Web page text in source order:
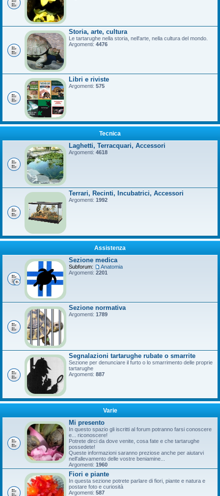
Storia, arte, cultura
Le tartarughe nella storia, nell'arte, nella cultura del mondo.
Argomenti: 4476
Libri e riviste
Argomenti: 575
Tecnica
Laghetti, Terracquari, Accessori
Argomenti: 4618
Terrari, Recinti, Incubatrici, Accessori
Argomenti: 1992
Assistenza
Sezione medica
Subforum:
Anatomia
Argomenti: 2201
Sezione normativa
Argomenti: 1789
Segnalazioni tartarughe rubate o smarrite
Sezione per denunciare il furto o lo smarrimento delle proprie
tartarughe
Argomenti: 887
Varie
Mi presento
In questo spazio gli iscritti al forum potranno farsi conoscere
e... riconoscere!
Potrete dirci da dove venite, cosa fate e che tartarughe
possedete!
Queste informazioni saranno preziose anche per aiutarvi
nell'allevamento delle vostre beniamine...
Argomenti: 1960
Fiori e piante
In questa sezione potrete parlare di fiori, piante e natura e
postare foto e curiosità
Argomenti: 587